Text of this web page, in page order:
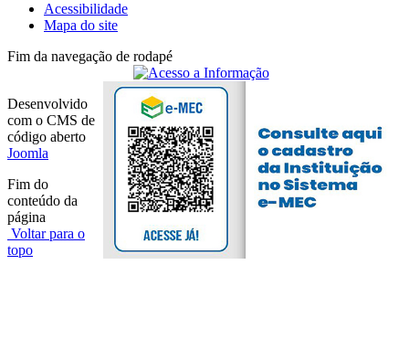
Acessibilidade
Mapa do site
Fim da navegação de rodapé
Desenvolvido
com o CMS de
código aberto
Joomla
Fim do
conteúdo da
página
Voltar para o
topo